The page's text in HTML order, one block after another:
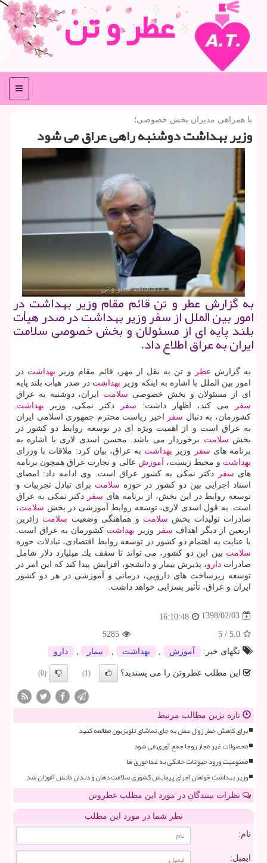
عطر و تن
منو
با همراهی مدیران بخش خصوصی؛
وزیر بهداشت دوشنبه راهی عراق می شود
به گزارش عطر و تن قائم مقام وزیر بهداشت در
امور بین الملل از سفر وزیر بهداشت در صدر هیأت
بلند پایه ای از مسئولان و بخش خصوصی سلامت
ایران به عراق اطلاع داد.
به گزارش عطر و تن به نقل از مهر، قائم مقام وزیر بهداشت در
امور بین الملل با اشاره به اینكه وزیر بهداشت در صدر هیأت بلند پایه
ای از مسئولان و بخش خصوصی سلامت ایران، دوشنبه به عراق
سفر
می كند، اظهار داشت: سفر دكتر نمكی، وزیر بهداشت
كشورمان، به دنبال سفر
اخیر ریاست محترم جمهوری اسلامی ایران
به عراق است و از اهمیت ویژه ای در توسعه روابط دو كشور در
بخش سلامت برخوردار می باشد. محسن اسدی لاری با اشاره به
برنامه های سفر وزیر بهداشت به عراق، بیان كرد: ملاقات با وزرای
بهداشت و محیط زیست، آموزش عالی و تجارت عراق همچون برنامه
های سفر
دكتر نمكی به كشور عراق است. وی ادامه داد: امضای
اسناد اجرایی بین دو كشور در حوزه سلامت برای تبادل تجربیات و
توسعه روابط در این بخش، از برنامه های سفر دكتر نمكی به عراق
است. به قول اسدی لاری، توسعه روابط آموزشی در بخش سلامت،
صادرات تولیدات بخش سلامت و هماهنگی وضعیت سلامت زائرین
اربعین از دیگر اهداف سفر وزیر بهداشت كشورمان به عراق است.
با عنایت به اهتمام دو كشور در توسعه روابط اقتصادی، تبادلات حوزه
سلامت بین این دو كشور، می تواند تا سقف یك میلیارد دلار شامل
صادراتدارو، پذیرش بیمار و دانشجو، افزایش پیدا كند كه این امر در
توسعه زیرساخت های دارویی، درمانی و آموزشی در هر دو كشور
ایران و عراق، تأثیر بسزایی خواهد داشت.
1398/02/03
16:10:48
5.0
/
5
5285
تگهای خبر:
آموزش بهداشت بیمار دارو
این مطلب عطروتن را می پسندید؟ (1)
(0)
تازه ترین مطالب مرتبط
برای کاهش خطر زوال عقل به جای تماشای تلویزیون مطالعه کنید
محصولات غیر مجاز روجا جمع آوری می شود
ممنوعیت ورود حیوانات خانگی به غذاخوری ها
وزیر بهداشت خواهان اجرای پیمایش کشوری سلامت دهان و دندان دانش آموزان شد
نظرات بینندگان در مورد این مطلب عطروتن
نظر شما در مورد این مطلب
نام:
ایمیل: